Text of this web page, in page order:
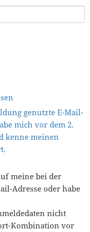
genutzte E-Mail-
mich vor dem 2.
kenne meinen
meine bei der
Adresse oder habe
nicht
Kombination vor